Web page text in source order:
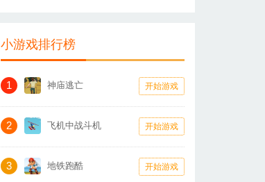
小游戏排行榜
1 神庙逃亡 开始游戏
2 飞机中战斗机 开始游戏
3 地铁跑酷 开始游戏